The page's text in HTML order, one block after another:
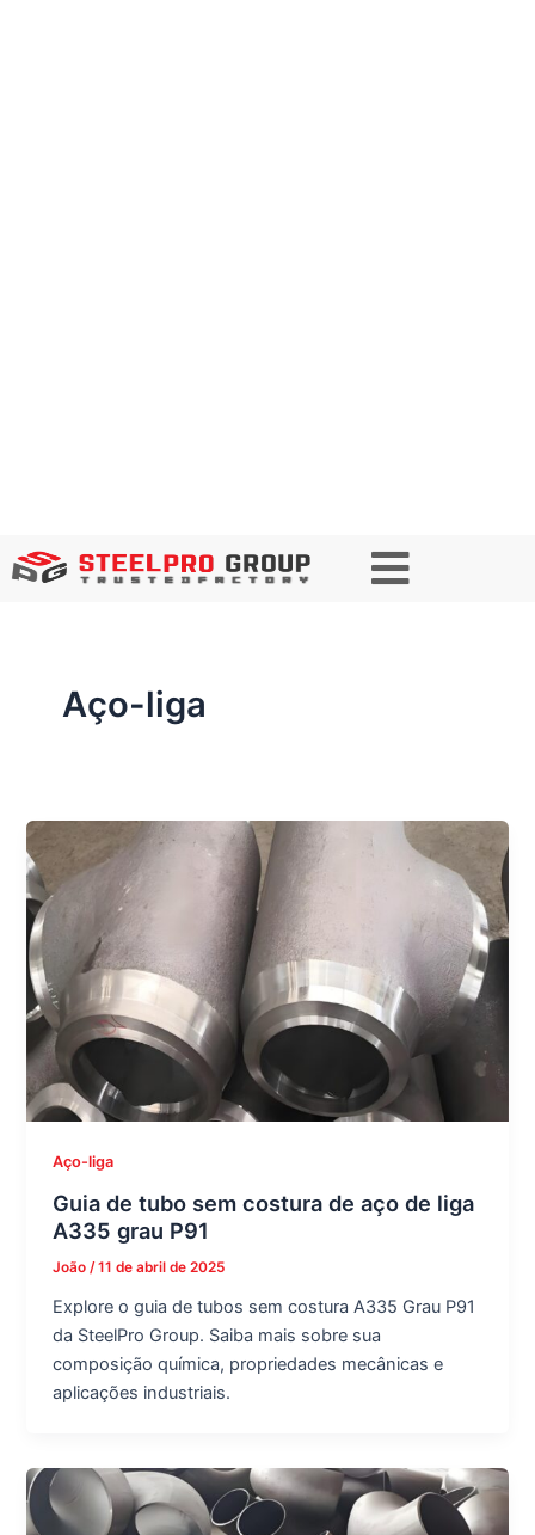
Aço-liga
Aço-liga
Guia de tubo sem costura de aço de liga
A335 grau P91
João/11 de abril de 2025
Explore o guia de tubos sem costura A335 Grau P91
da SteelPro Group. Saiba mais sobre sua
composição química, propriedades mecânicas e
aplicações industriais.
Paginação
de